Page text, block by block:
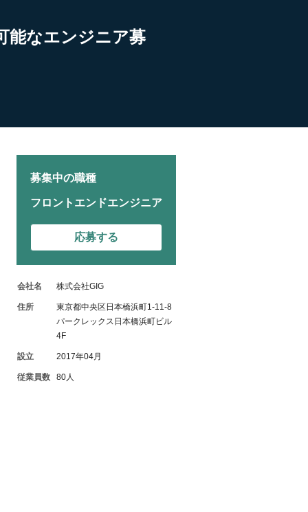
能なエンジニア募
募集中の職種
フロントエンドエンジニア
応募する
会社名 株式会社GIG
住所
東京都中央区日本橋浜町1-11-8
パークレックス日本橋浜町ビル
4F
設立 2017年04月
従業員数 80人